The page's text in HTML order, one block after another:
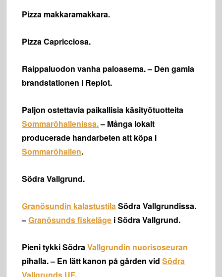
Pizza makkaramakkara.
Pizza Capricciosa.
Raippaluodon vanha paloasema. – Den gamla
brandstationen i Replot.
Paljon ostettavia paikallisia käsityötuotteita
Sommaröhallenissa.– Många lokalt
producerade handarbeten att köpa i
Sommaröhallen.
Södra Vallgrund.
Granösundin kalastustilaSödra Vallgrundissa.
–Granösunds fiskeläge i Södra Vallgrund.
Pieni tykki SödraVallgrundin nuorisoseuran
pihalla. – En lätt kanon på gården vidSödra